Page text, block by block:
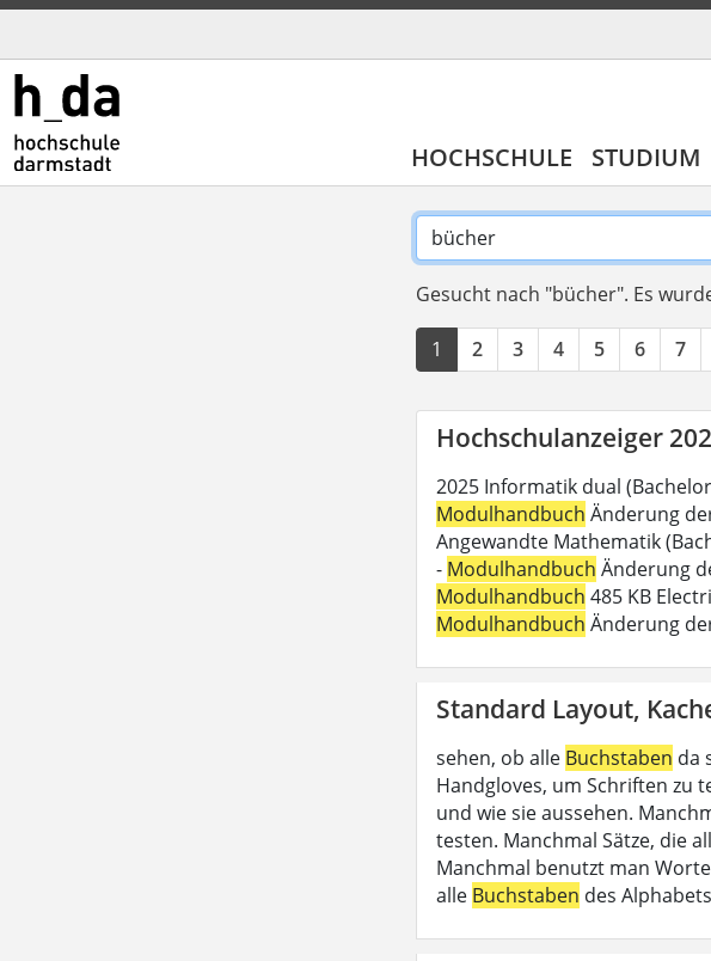
HOCHSCHULE STUDIUM
Gesucht nach "bücher". Es
1 2 3 4 5 6 7
Hochschulanzeiger
2025 Informatik dual
Modulhandbuch Änderung
Angewandte Mathematik
- Modulhandbuch Änderung
Modulhandbuch 485 KB
Modulhandbuch Änderung
Standard Layout,
sehen, ob alle Buchstaben da
Handgloves, um Schriften zu
und wie sie aussehen.
testen. Manchmal Sätze, die
Manchmal benutzt man
alle Buchstaben des Alphabets